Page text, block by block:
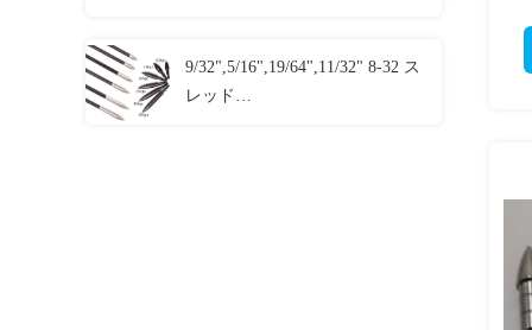
9/32",5/16",19/64",11/32" 8-32 ス
レッド